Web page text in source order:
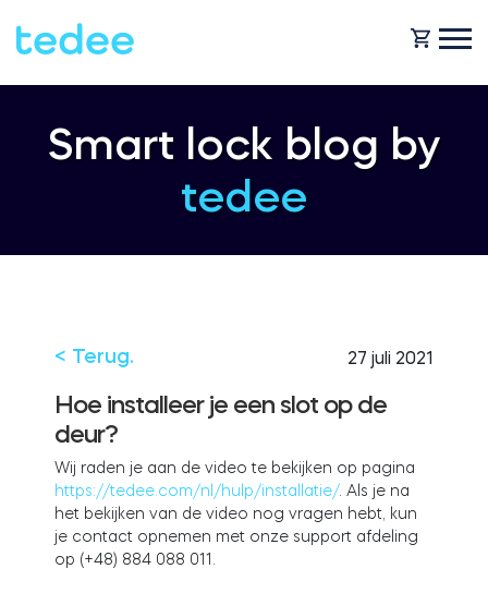
HOE HET WERKT?
Integraties
Tedee GO
Tedee GO2
BLOG
Smart lock blog by
tedee
< Terug. 27 juli 2021
Hoe installeer je een slot op de
deur?
Wij raden je aan de video te bekijken op pagina
https://tedee.com/nl/hulp/installatie/. Als je na
het bekijken van de video nog vragen hebt, kun
je contact opnemen met onze support afdeling
op (+48) 884 088 011.